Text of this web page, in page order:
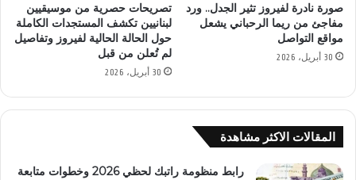
صورة نادرة لفيروز تثير الجدل.. ورد
مفاجئ من ريما الرحباني يشعل
مواقع التواصل
30 أبريل، 2026
تصريحات حصرية من موسيقيين
لبنانيين تكشف المستجدات الكاملة
حول الحالة الحالية لفيروز وتفاصيل
لم تُعلن من قبل
30 أبريل، 2026
المقالات الاكثر مشاهدة
رابط منظومة راتبك لحظي 2026 وخطوات متابعة